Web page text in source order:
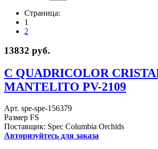
Страница:
1
2
13832 руб.
C QUADRICOLOR
MANTELITO PV-2109
Арт. spe-spe-156379
Размер FS
Поставщик: Spec Columbia Orchids
Авторизуйтесь для заказа